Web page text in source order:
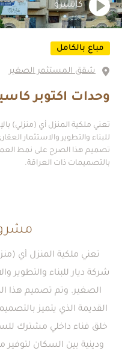
كاسيرو
مباع بالكامل
شقق المستثمر الصغير
وحدات اكتوبر
تعني ملكية المنزل أي (منزلي)
للبناء والتطوير والاستثمار
تصميم هذا الصرح على نمط
بالتصميمات ذات العراقة.
تعني ملكية المنزل أي
شركة ديار للبناء والتطوير
الصغير. وتم تصميم هذا
القديمة الذي يتميز
خلق فناء داخلي مشترك
ودينية بين السكان